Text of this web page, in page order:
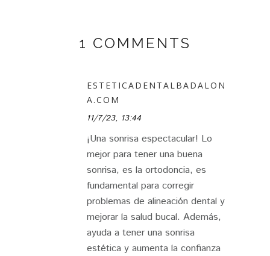
1 COMMENTS
ESTETICADENTALBADALON
A.COM
11/7/23, 13:44
¡Una sonrisa espectacular! Lo
mejor para tener una buena
sonrisa, es la ortodoncia, es
fundamental para corregir
problemas de alineación dental y
mejorar la salud bucal. Además,
ayuda a tener una sonrisa
estética y aumenta la confianza